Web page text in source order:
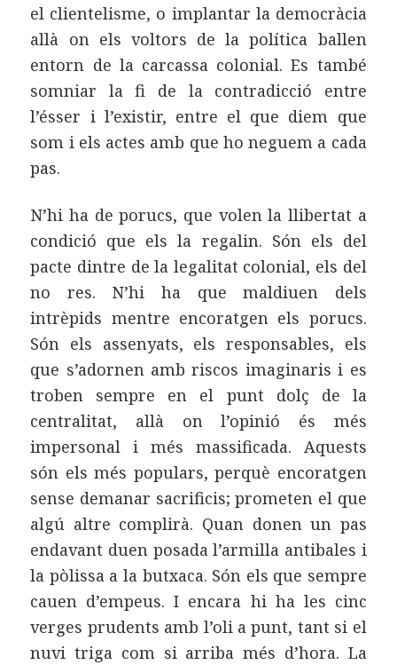
el clientelisme, o implantar la democràcia
allà on els voltors de la política ballen
entorn de la carcassa colonial. Es també
somniar la fi de la contradicció entre
l’ésser i l’existir, entre el que diem que
som i els actes amb que ho neguem a cada
pas.
N’hi ha de porucs, que volen la llibertat a
condició que els la regalin. Són els del
pacte dintre de la legalitat colonial, els del
no res. N’hi ha que maldiuen dels
intrèpids mentre encoratgen els porucs.
Són els assenyats, els responsables, els
que s’adornen amb riscos imaginaris i es
troben sempre en el punt dolç de la
centralitat, allà on l’opinió és més
impersonal i més massificada. Aquests
són els més populars, perquè encoratgen
sense demanar sacrificis; prometen el que
algú altre complirà. Quan donen un pas
endavant duen posada l’armilla antibales i
la pòlissa a la butxaca. Són els que sempre
cauen d’empeus. I encara hi ha les cinc
verges prudents amb l’oli a punt, tant si el
nuvi triga com si arriba més d’hora. La